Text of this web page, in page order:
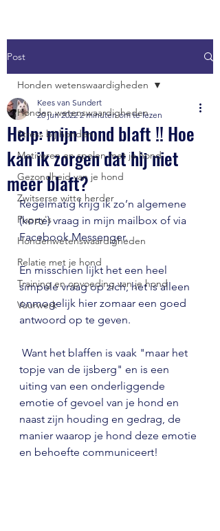
Post
Honden wetenswaardigheden
Stress bij honden
Motiveren en spelen met je hond
Gezondheid van je hond
Zwitserse witte herder
Puppy's
Hondenwetenswaardigheden
Relatie met je hond
Training en opvoeding van je hond
Vuurwerk
Honden wetenswaardigheden
Help: mijn hond blaft !! Hoe
kan ik zorgen dat hij niet
meer blaft?
Kees van Sundert
20 jun 2022 2 minuten om te lezen
Regelmatig krijg ik zo’n algemene
(korte) vraag in mijn mailbox of via
Facebook Messenger.
En misschien lijkt het een heel
simpele vraag op zich, het is alleen
onmogelijk hier zomaar een goed
antwoord op te geven.
topje van de ijsberg" en is een
uiting van een onderliggende
emotie of gevoel van je hond en
naast zijn houding en gedrag, de
manier waarop je hond deze emotie
en behoefte communiceert!